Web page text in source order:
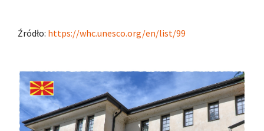
Źródło: https://whc.unesco.org/en/list/99